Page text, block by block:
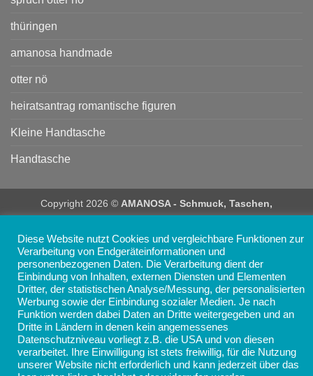
thüringen
amanosa handmade
otter nö
heiratsantrag romantische figuren
Kleine Handtasche
Handtasche
Copyright 2026 © AMANOSA - Schmuck, Taschen,
Diese Website nutzt Cookies und vergleichbare Funktionen zur
Verarbeitung von Endgeräteinformationen und
personenbezogenen Daten. Die Verarbeitung dient der
Einbindung von Inhalten, externen Diensten und Elementen
Dritter, der statistischen Analyse/Messung, der personalisierten
Werbung sowie der Einbindung sozialer Medien. Je nach
Funktion werden dabei Daten an Dritte weitergegeben und an
Dritte in Ländern in denen kein angemessenes
Datenschutzniveau vorliegt z.B. die USA und von diesen
verarbeitet. Ihre Einwilligung ist stets freiwillig, für die Nutzung
unserer Website nicht erforderlich und kann jederzeit über das